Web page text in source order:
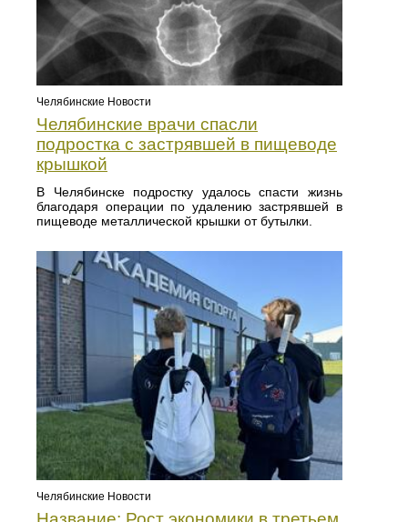
Челябинские Новости
Челябинские врачи спасли
подростка с застрявшей в пищеводе
крышкой
В Челябинске подростку удалось спасти жизнь
благодаря операции по удалению застрявшей в
пищеводе металлической крышки от бутылки.
Челябинские Новости